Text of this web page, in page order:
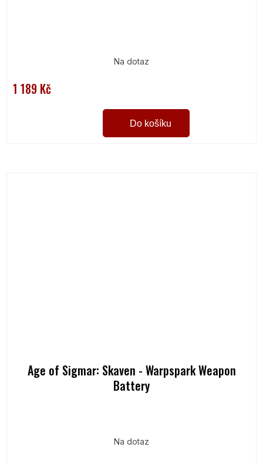
Na dotaz
1 189 Kč
Do košíku
Age of Sigmar: Skaven - Warpspark Weapon
Battery
Na dotaz